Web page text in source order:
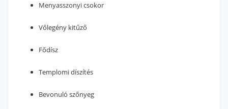
Menyasszonyi csokor
Vőlegény kitűző
Fődísz
Templomi díszítés
Bevonuló szőnyeg